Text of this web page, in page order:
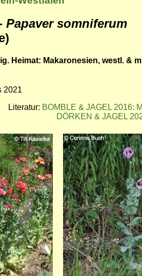
Papaver somniferum
Heimat: Makaronesien, westl. &
2021
Literatur: BOMBLE & JAGEL 2016:
DÖRKEN & JAGEL
Bild